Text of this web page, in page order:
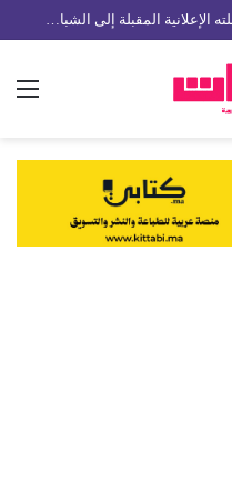
مع « The Next Ad » ، إنوي يُسند حملته الإعلانية المقبلة إلى الشباب المغربي